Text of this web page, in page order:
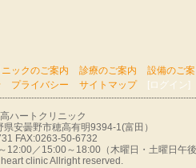
ニックのご案内 診療のご案内
設備のご
プライバシー サイトマップ [ログイン]
ハートクリニック
安曇野市穂高有明9394-1(富田）
FAX:0263-50-6732
12:00／15:00～18:00（木曜日・土曜日午
clinic Allright reserved.